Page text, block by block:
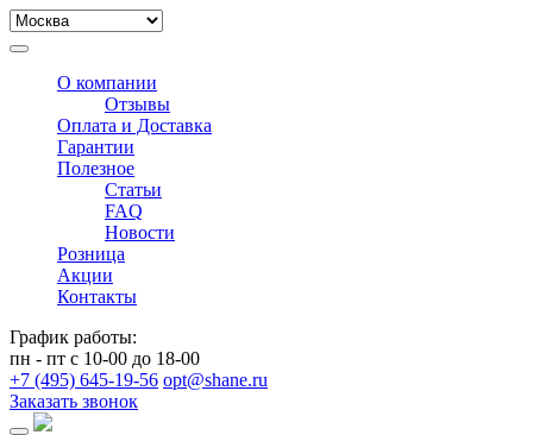
О компании
Отзывы
Оплата и Доставка
Гарантии
Полезное
Статьи
FAQ
Новости
Розница
Акции
Контакты
График работы:
пн - пт с 10-00 до 18-00
+7 (495) 645-19-56 opt@shane.ru
Заказать звонок